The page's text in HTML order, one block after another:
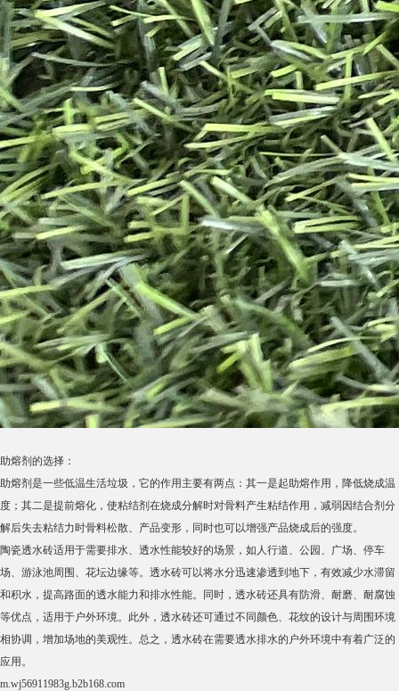
助熔剂的选择：
助熔剂是一些低温生活垃圾，它的作用主要有两点：其一是起助熔作用，降低烧成温
度；其二是提前熔化，使粘结剂在烧成分解时对骨料产生粘结作用，减弱因结合剂分
解后失去粘结力时骨料松散、产品变形，同时也可以增强产品烧成后的强度。
陶瓷透水砖适用于需要排水、透水性能较好的场景，如人行道、公园、广场、停车
场、游泳池周围、花坛边缘等。透水砖可以将水分迅速渗透到地下，有效减少水滞留
和积水，提高路面的透水能力和排水性能。同时，透水砖还具有防滑、耐磨、耐腐蚀
等优点，适用于户外环境。此外，透水砖还可通过不同颜色、花纹的设计与周围环境
相协调，增加场地的美观性。总之，透水砖在需要透水排水的户外环境中有着广泛的
应用。
m.wj56911983g.b2b168.com